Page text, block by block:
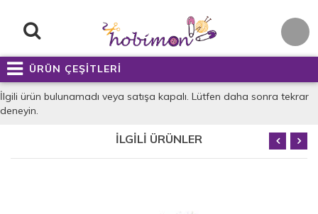
ÜRÜN ÇEŞİTLERİ
İlgili ürün bulunamadı veya satışa kapalı. Lütfen daha sonra tekrar
deneyin.
İLGİLİ ÜRÜNLER